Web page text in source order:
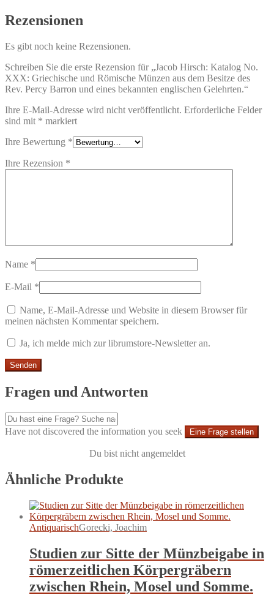
Rezensionen
Es gibt noch keine Rezensionen.
Schreiben Sie die erste Rezension für „Jacob Hirsch: Katalog No.
XXX: Griechische und Römische Münzen aus dem Besitze des
Rev. Percy Barron und eines bekannten englischen Gelehrten.“
Ihre E-Mail-Adresse wird nicht veröffentlicht. Erforderliche Felder
sind mit * markiert
Ihre Bewertung *
Ihre Rezension *
Name *
E-Mail *
Name, E-Mail-Adresse und Website in diesem Browser für
meinen nächsten Kommentar speichern.
Ja, ich melde mich zur librumstore-Newsletter an.
Fragen und Antworten
Have not discovered the information you seek Eine Frage stellen
Du bist nicht angemeldet
Ähnliche Produkte
AntiquarischGorecki, Joachim
Studien zur Sitte der Münzbeigabe in
römerzeitlichen Körpergräbern
zwischen Rhein, Mosel und Somme.